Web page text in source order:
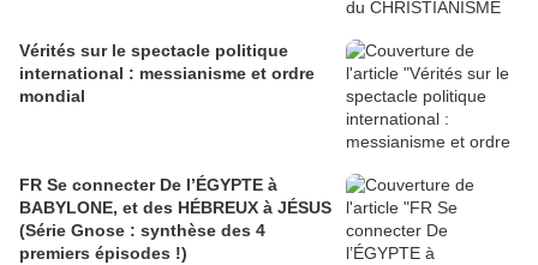
Vérités sur le spectacle politique
international : messianisme et ordre
mondial
FR Se connecter De l’ÉGYPTE à
BABYLONE, et des HÉBREUX à JÉSUS
(Série Gnose : synthèse des 4
premiers épisodes !)